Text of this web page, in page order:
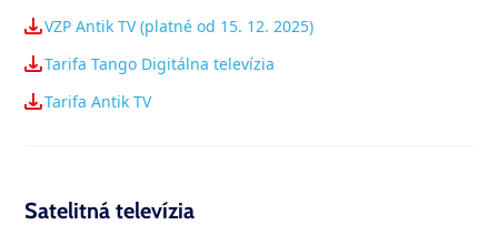
VZP Antik TV (platné od 15. 12. 2025)
Tarifa Tango Digitálna televízia
Tarifa Antik TV
Satelitná televízia